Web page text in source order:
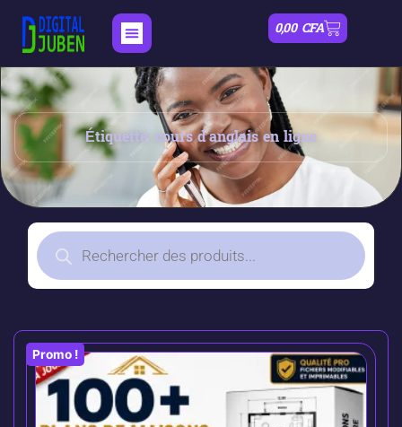
0,00 CFA
Étiquette: cours d'anglais en ligne
Promo !